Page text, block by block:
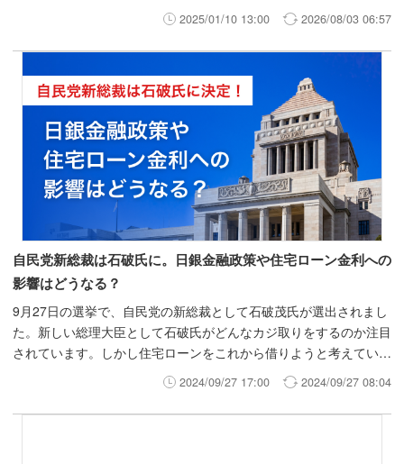
容にモゲチェック特別金利が利用できる銀行が含まれていた場合の
みのご案内となります。各銀行の審査の結果、モゲチェック特別金
利を利用できない場合もあります。
2025/01/10 13:00 2026/08/03 06:57
自民党新総裁は石破氏に。日銀金融政策や住宅ローン金利への
影響はどうなる？
9月27日の選挙で、自民党の新総裁として石破茂氏が選出されまし
た。新しい総理大臣として石破氏がどんなカジ取りをするのか注目
されています。しかし住宅ローンをこれから借りようと考えている
人や、住宅ローンを返済している人が気になるのは、やはり「金利
がどうなるのか？」という点ではないでしょうか？そこで、これま
での選挙公約や過去の発言などから、石破新政権での日銀政策や住
2024/09/27 17:00 2024/09/27 08:04